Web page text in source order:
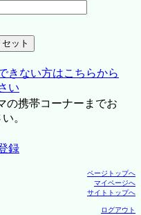
きない方はこちらから
い
の携帯コーナーまでお
。
録
ページトップへ
マイページへ
サイトトップへ
ログアウト